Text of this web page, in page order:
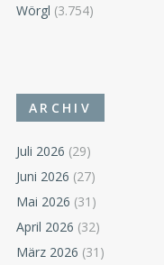
Wörgl (3.754)
ARCHIV
Juli 2026 (29)
Juni 2026 (27)
Mai 2026 (31)
April 2026 (32)
März 2026 (31)